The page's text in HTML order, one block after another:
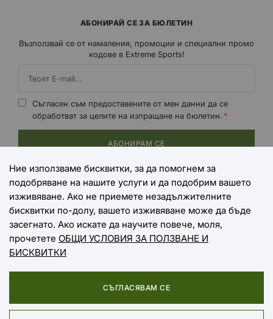
АБОНИРАЙ СЕ ЗА БЮЛЕТИН
Възползвай се от намаления, промоции и специални промо
кодове в Extreme Sports!
Съгласен съм предоставените от мен данни да се
обработват за целите на изпращане на бюлетин.
АБОНИРАМ СЕ
НАЧИНИ НА ПЛАЩАНЕ
НАЧИНИ НА ДОСТАВКА
Copyright © 2025 EXTREME SPORTS
Ние използваме бисквитки, за да помогнем за
подобряване на нашите услуги и да подобрим вашето
изживяване. Ако не приемете незадължителните
бисквитки по-долу, вашето изживяване може да бъде
засегнато. Ако искате да научите повече, моля,
прочетете ОБЩИ УСЛОВИЯ ЗА ПОЛЗВАНЕ И
БИСКВИТКИ
СЪГЛАСЯВАМ СЕ